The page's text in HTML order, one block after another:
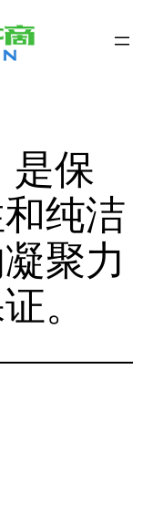
是保
纯洁
聚力
。